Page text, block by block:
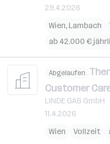
29.4.2026
Wien, Lambach
ab 42.000 €
Abgelaufen
Customer
LINDE GAS GmbH
11.4.2026
Wien
Vollzeit